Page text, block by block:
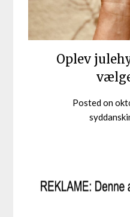
Oplev
Posted on